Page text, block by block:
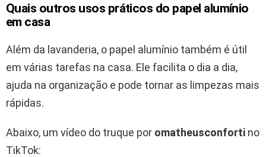
Quais outros usos práticos do papel alumínio
em casa
Além da lavanderia, o papel alumínio também é útil
em várias tarefas na casa. Ele facilita o dia a dia,
ajuda na organização e pode tornar as limpezas mais
rápidas.
Abaixo, um vídeo do truque por omatheusconforti no
TikTok: